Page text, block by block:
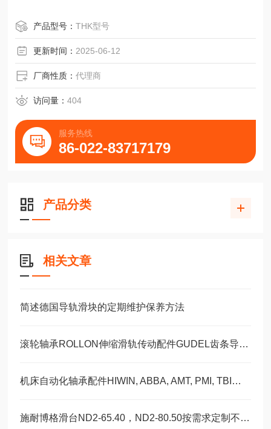
产品型号：THK型号
更新时间： 2025-06-12
厂商性质：代理商
访问量：404
服务热线
86-022-83717179
产品分类
相关文章
简述德国导轨滑块的定期维护保养方法
滚轮轴承ROLLON伸缩滑轨传动配件GUDEL齿条导轨福业选购
机床自动化轴承配件HIWIN, ABBA, AMT, PMI, TBI滑块导轨丝杠
施耐博格滑台ND2-65.40，ND2-80.50按需求定制不同模具